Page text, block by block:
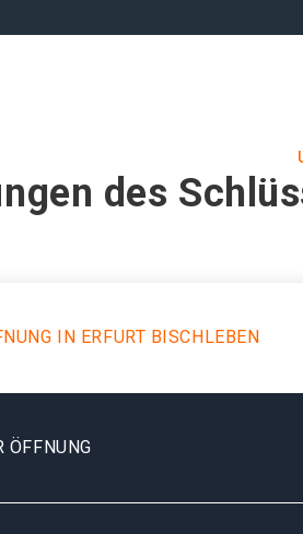
des
IN ERFURT BISCHLEBEN
ÖFFNUNG